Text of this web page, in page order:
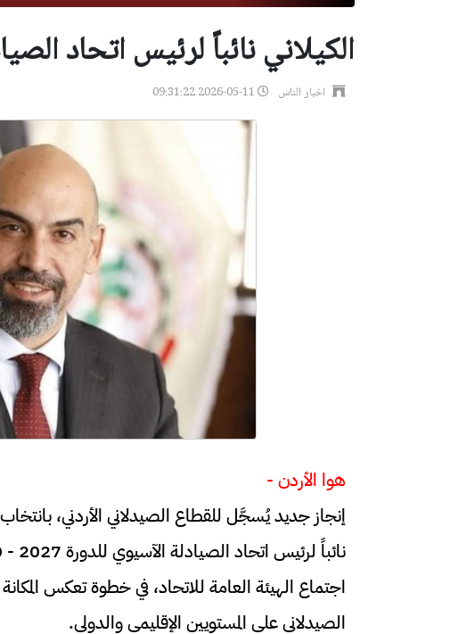
الكيلاني نائباً لرئيس اتحاد
اخبار الناس 2026-05-11 09:31:22
هوا الأردن -
إنجاز جديد يُسجَّل للقطاع الصيدلاني الأردني،
اجتماع الهيئة العامة للاتحاد، في خطوة تعكس
الصيدلاني على المستويين الإقليمي والدولي.